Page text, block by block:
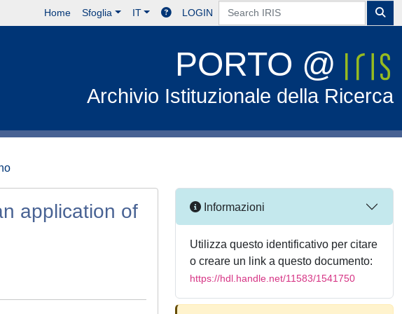
Home Sfoglia IT LOGIN
PORTO @
Archivio Istituzionale della Ricerca
application of
Informazioni
Utilizza questo identificativo per citare
o creare un link a questo documento:
https://hdl.handle.net/11583/1541750